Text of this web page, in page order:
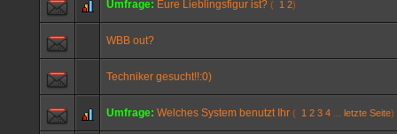
Umfrage: Eure Lieblingsfigur ist? ( 1 2)
WBB out?
Techniker gesucht!!:0)
Umfrage: Welches System benutzt Ihr ( 1 2 3 4 letzte Seite)